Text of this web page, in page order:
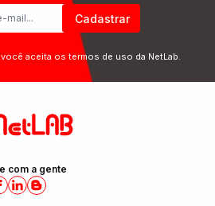
Cadastrar
você aceita os termos de uso da NetLab.
com a gente